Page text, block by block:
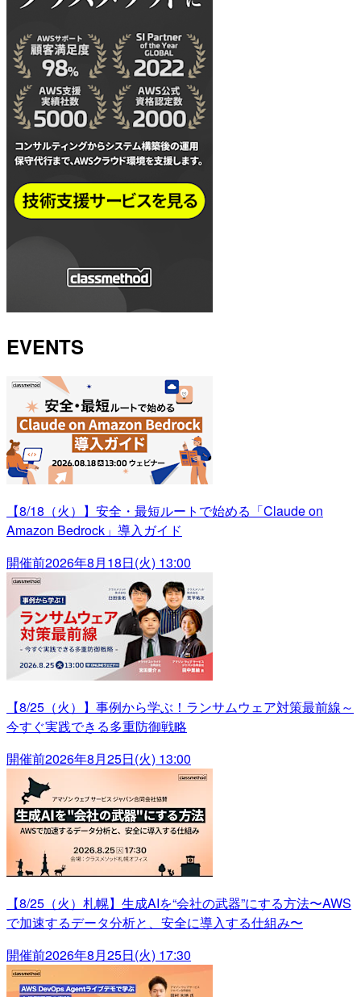
EVENTS
【8/18（火）】安全・最短ルートで始める「Claude on
Amazon Bedrock」導入ガイド
開催前2026年8月18日(火) 13:00
【8/25（火）】事例から学ぶ！ランサムウェア対策最前線～
今すぐ実践できる多重防御戦略
開催前2026年8月25日(火) 13:00
【8/25（火）札幌】生成AIを“会社の武器”にする方法〜AWS
で加速するデータ分析と、安全に導入する仕組み〜
開催前2026年8月25日(火) 17:30